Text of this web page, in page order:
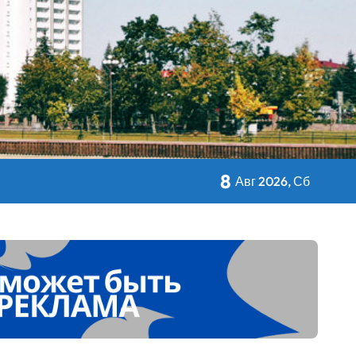
питании
Независимости
8 Авг 2026, Сб